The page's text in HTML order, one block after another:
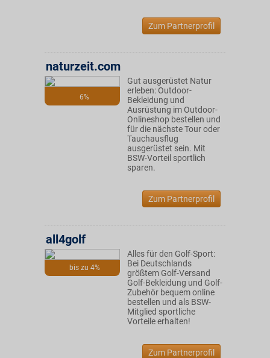
Zum Partnerprofil
6%
naturzeit.com
Gut ausgerüstet Natur
erleben: Outdoor-
Bekleidung und
Ausrüstung im Outdoor-
Onlineshop bestellen und
für die nächste Tour oder
Tauchausflug
ausgerüstet sein. Mit
BSW-Vorteil sportlich
sparen.
Zum Partnerprofil
bis zu 4%
all4golf
Alles für den Golf-Sport:
Bei Deutschlands
größtem Golf-Versand
Golf-Bekleidung und Golf-
Zubehör bequem online
bestellen und als BSW-
Mitglied sportliche
Vorteile erhalten!
Zum Partnerprofil